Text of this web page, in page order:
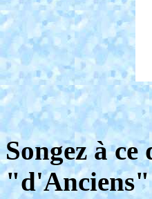
Songez à
"d'Anciens"